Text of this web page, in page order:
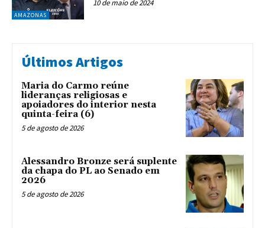
AMAZONAS
10 de maio de 2024
Últimos Artigos
Maria do Carmo reúne
lideranças religiosas e
apoiadores do interior nesta
quinta-feira (6)
5 de agosto de 2026
Alessandro Bronze será suplente
da chapa do PL ao Senado em
2026
5 de agosto de 2026